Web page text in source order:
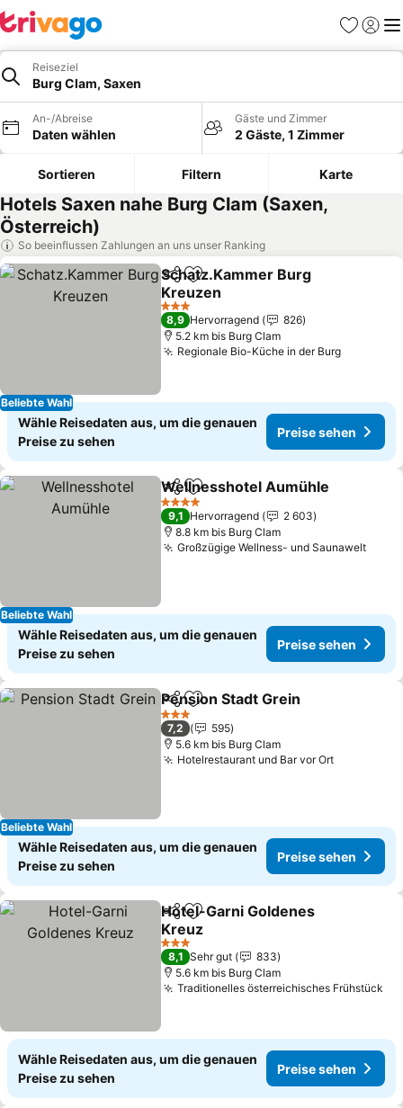
Favoriten
Reiseziel
Burg Clam, Saxen
An-/Abreise
Daten wählen
Gäste und Zimmer
2 Gäste, 1 Zimmer
Sortieren Filtern Karte
Hotels Saxen nahe Burg Clam (Saxen,
Österreich)
So beeinflussen Zahlungen an uns unser Ranking
Beliebte Wahl
TeilenZu Favoriten hinzufügen
Schatz.Kammer Burg
Kreuzen
3 Sterne
8,9 Hervorragend
826
5.2 km bis Burg Clam
Regionale Bio-Küche in der Burg
Wähle Reisedaten aus, um die genauen
Preise zu sehen
Preise sehen
Beliebte Wahl
TeilenZu Favoriten hinzufügen
Wellnesshotel Aumühle
4 Sterne
9,1 Hervorragend
2 603
8.8 km bis Burg Clam
Großzügige Wellness- und Saunawelt
Wähle Reisedaten aus, um die genauen
Preise zu sehen
Preise sehen
Beliebte Wahl
TeilenZu Favoriten hinzufügen
Pension Stadt Grein
3 Sterne
7,2
595
5.6 km bis Burg Clam
Hotelrestaurant und Bar vor Ort
Wähle Reisedaten aus, um die genauen
Preise zu sehen
Preise sehen
TeilenZu Favoriten hinzufügen
Hotel-Garni Goldenes
Kreuz
3 Sterne
8,1 Sehr gut
833
5.6 km bis Burg Clam
Traditionelles österreichisches Frühstück
Wähle Reisedaten aus, um die genauen
Preise zu sehen
Preise sehen